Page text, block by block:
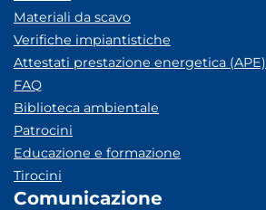
Materiali da scavo
Verifiche impiantistiche
Attestati prestazione energetica (APE)
FAQ
Biblioteca ambientale
Patrocini
Educazione e formazione
Tirocini
Comunicazione